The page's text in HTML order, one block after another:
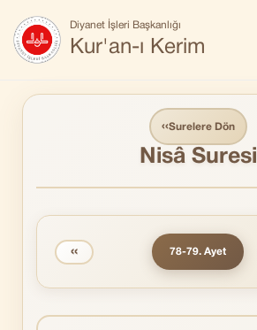
Diyanet İşleri Başkanlığı
Kur'an-ı Kerim
‹‹Surelere Dön
Nisâ Suresi
‹‹ 78-79. Ayet